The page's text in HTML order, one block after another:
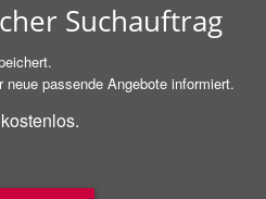
Suchauftrag
neue passende Angebote informiert.